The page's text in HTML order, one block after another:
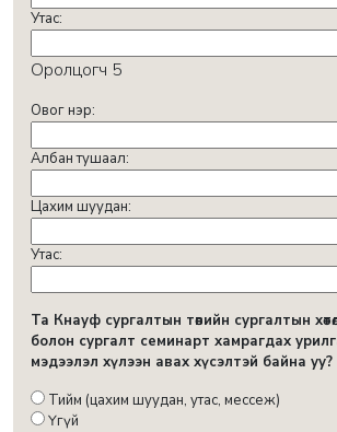
Утас:
Оролцогч 5
Овог нэр:
Албан тушаал:
Цахим шуудан:
Утас:
Та Кнауф сургалтын төвийн сургалтын
болон сургалт семинарт хамрагдах
мэдээлэл хүлээн авах хүсэлтэй байна уу?
Тийм (цахим шуудан, утас, мессеж)
Үгүй